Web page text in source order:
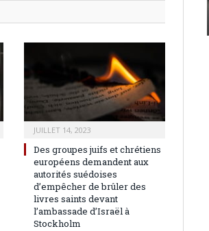
JUILLET 14, 2023
Des groupes juifs et chrétiens
européens demandent aux
autorités suédoises
d’empêcher de brûler des
livres saints devant
l’ambassade d’Israël à
Stockholm